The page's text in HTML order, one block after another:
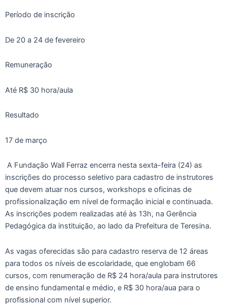
Período de inscrição
De 20 a 24 de fevereiro
Remuneração
Até R$ 30 hora/aula
Resultado
17 de março
A Fundação Wall Ferraz encerra nesta sexta-feira (24) as
inscrições do processo seletivo para cadastro de instrutores
que devem atuar nos cursos, workshops e oficinas de
profissionalização em nível de formação inicial e continuada.
As inscrições podem realizadas até às 13h, na Gerência
Pedagógica da instituição, ao lado da Prefeitura de Teresina.
As vagas oferecidas são para cadastro reserva de 12 áreas
para todos os níveis de escolaridade, que englobam 66
cursos, com renumeração de R$ 24 hora/aula para instrutores
de ensino fundamental e médio, e R$ 30 hora/aua para o
profissional com nível superior.